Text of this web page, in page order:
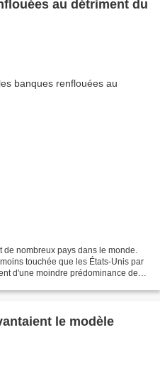
au détriment du
nombreux pays dans le monde.
touchée que les États-Unis par
d'une moindre prédominance des
le modèle